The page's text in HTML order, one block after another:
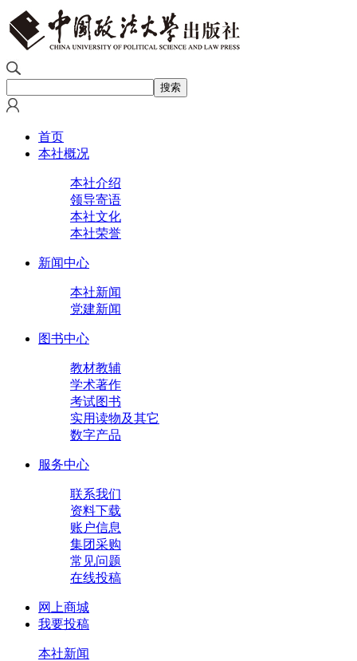
首页
本社概况
本社介绍
领导寄语
本社文化
本社荣誉
新闻中心
本社新闻
党建新闻
图书中心
教材教辅
学术著作
考试图书
实用读物及其它
数字产品
服务中心
联系我们
资料下载
账户信息
集团采购
常见问题
在线投稿
网上商城
我要投稿
本社新闻